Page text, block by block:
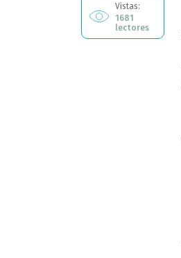
Vistas:
1681
lectores